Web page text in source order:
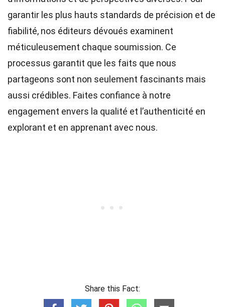
garantir les plus hauts standards de précision et de
fiabilité, nos éditeurs dévoués examinent
méticuleusement chaque soumission. Ce
processus garantit que les faits que nous
partageons sont non seulement fascinants mais
aussi crédibles. Faites confiance à notre
engagement envers la qualité et l’authenticité en
explorant et en apprenant avec nous.
Share this Fact: